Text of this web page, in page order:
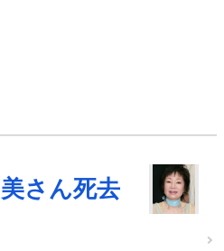
さん死去